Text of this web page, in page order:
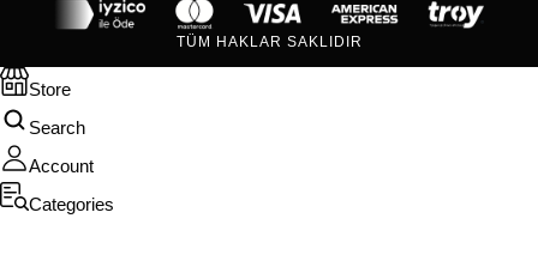
TÜM HAKLAR SAKLIDIR
Store
Search
Account
Categories